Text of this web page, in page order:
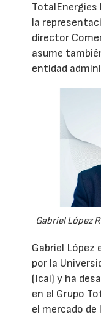
TotalEnergies
la
director
asume
entidad
Gabriel López
Gabriel López
por la
(Icai) y ha
en el Grupo
el mercado